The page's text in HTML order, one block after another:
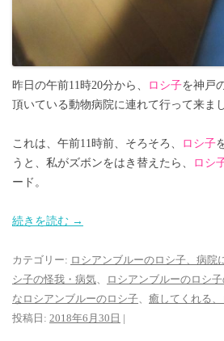
昨日の午前11時20分から、 ロシ子を神戸
頂いている動物病院に連れて行って来まし
これは、午前11時前、そろそろ、 ロシ子
うと、私がズボンをはき替えたら、
ロシ
ード。
続きを読む →
カテゴリー: ロシアンブルーのロシ子、病院
シ子の怪我・病気、 ロシアンブルーのロシ
なロシアンブルーのロシ子、 癒してくれる
投稿日: 2018年6月30日 |